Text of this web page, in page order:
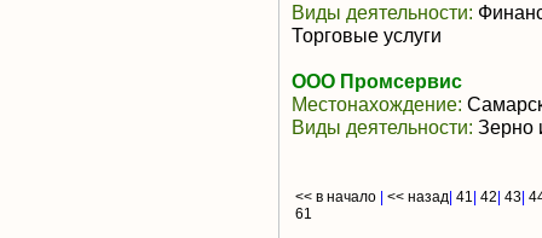
Виды деятельности:
Торговые услуги
ООО Промсервис
Местонахождение:
Виды деятельности: Зерно
<< в начало << назад 41 42 43
61